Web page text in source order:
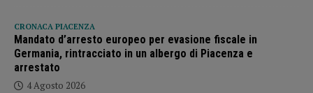
CRONACA PIACENZA
Mandato d’arresto europeo per evasione fiscale in
Germania, rintracciato in un albergo di Piacenza e
arrestato
4 Agosto 2026